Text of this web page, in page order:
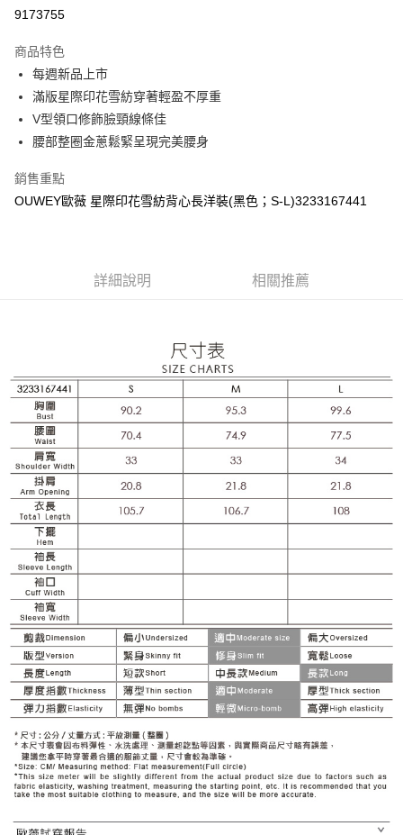
上海商業儲蓄銀行
臺灣中小企業銀行
匯豐（台灣）商業銀行
聯邦商業銀行
遠東國際商業銀行
元大商業銀行
玉山商業銀行
台灣樂天信用卡公司
LINE Pay
Apple Pay
街口支付
悠遊付
大哥付你分期
流程，驗證手機門號後，選擇欲分期的期數、繳款截止日，確認付款後即完
消。如遇「轉專審核」未通過狀況，表示未達大哥付你分期系統評分，恕無
【繳款方式說明】
1.分期款項不併入電信帳單，「大哥付你分期」於每月結算日後寄送繳費提
醒簡訊。
2.透過簡訊連結打開帳單後，可選擇「超商條碼／台灣大直營門市／銀行轉
帳／街口支付／iPASS MONEY」等通路繳費。
【注意事項】
1.本服務係由「台灣大哥大股份有限公司」（以下簡稱本公司）所提供，讓
用戶於交易時，得透過本服務購買商品或服務，並由商店將買賣／分期付款
買賣價金債權讓與本公司後，依約使用本公司帳單繳交帳款。
2.基於同意付款使用「大哥付你分期」之契約關係目的，商店將以您的個人
資料（包含姓名、電話或地址）提供予台灣大哥大進項蒐集、處理及利用，
由本公司與您本人進行分期帳單所需資料之確認、核對及更正。
3.完整用戶服務條款，請詳閱以下連結：
【關於「AFTEE先享後付」】
２．便利：只要手機號碼，簡訊認證，即可結帳。
３．安心：先確認商品／服務後，再付款。
【「AFTEE先享後付」結帳流程】
１．於結帳方式選擇「AFTEE先享後付」後，將跳轉至「AFTEE先享後付」
結帳頁面，進行簡訊認證並確認金額後，即可完成結帳。
２．訂單成立數日內，您將收到繳費通知簡訊。
３．收到繳費通知簡訊後14天內，點擊此簡訊中的連結，可透過四大超商／
ATM／網路銀行／等多元方式進行付款，方視為交易完成。
※ 請注意：結帳手續完成當下不需立刻繳費，但若您需要取消訂單，請聯絡
購買商品的店家。未經商家同意取消之訂單仍視為有效，需透過AFTEE先享
後付繳納相關費用。
※ 交易是否成功請以「AFTEE先享後付 」之結帳頁面顯示為準，若有關於
是否繳費成功／繳費後需取消欲退款等相關疑問，請聯繫「AFTEE先享後付
客戶支援中心」
【注意事項】
１．透過由恩沛科技股份有限公司提供之「AFTEE先享後付」服務完成之交
易，需依本服務之必要範圍內提供個人資料，並將交易相關給付款項請求債
權轉讓予恩沛科技股份有限公司。
２．關於個人資料處理事宜，請瀏覽以下網址：
https://aftee.tw/terms/#terms3
３．未成年的使用者請事先徵得法定代理人或監護人之同意方可使用
任。
４．使用「AFTEE先享後付」時，將依據個別帳號之用戶狀況，依本公司即
時審查核予不同之上限額度；若仍有額度不足之情形，本公司將視審查結果
請求用戶進行身份認證。
恩沛科技股份有限公司將有權停止該用戶之使用額度並採取法律行動。
每筆NT$120，滿NT$2,500(含以上)免運費
付款後全家取貨
每筆NT$120，滿NT$2,500(含以上)免運費
萊爾富取貨付款
每筆NT$120，滿NT$2,500(含以上)免運費
付款後萊爾富取貨
每筆NT$120，滿NT$2,500(含以上)免運費
7-11取貨付款
每筆NT$120，滿NT$2,500(含以上)免運費
付款後7-11取貨
每筆NT$120，滿NT$2,500(含以上)免運費
宅配
每筆NT$120，滿NT$2,500(含以上)免運費
宅配離島
每筆NT$120，滿NT$2,500(含以上)免運費
免運費
9173755
商品特色
每週新品上市
滿版星際印花雪紡穿著輕盈不厚重
V型領口修飾臉頸線條佳
腰部整圈金蔥鬆緊呈現完美腰身
銷售重點
OUWEY歐薇 星際印花雪紡背心長洋裝(黑色；S-L)3233167441
詳細說明 相關推薦